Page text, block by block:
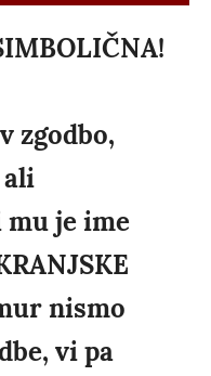
zgodbo,
ali
mu je ime
nismo
vi pa